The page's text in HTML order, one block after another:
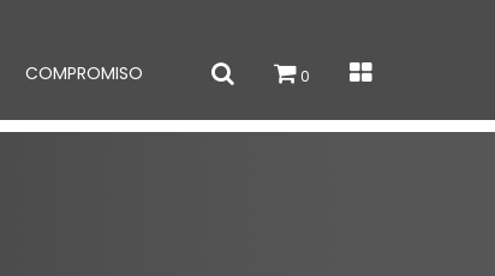
0
COMPROMISO